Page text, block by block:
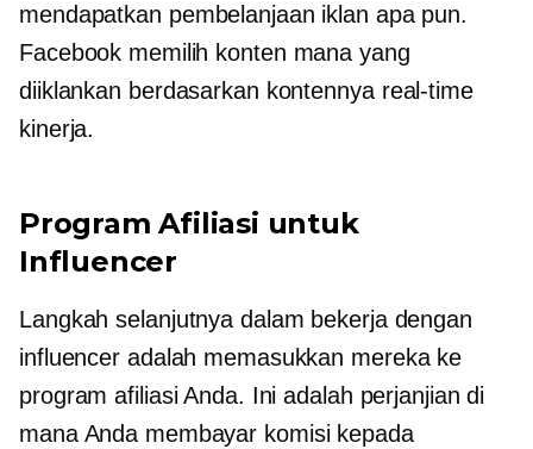
mendapatkan pembelanjaan iklan apa pun.
Facebook memilih konten mana yang
diiklankan berdasarkan kontennya real-time
kinerja.
Program Afiliasi untuk
Influencer
Langkah selanjutnya dalam bekerja dengan
influencer adalah memasukkan mereka ke
program afiliasi Anda. Ini adalah perjanjian di
mana Anda membayar komisi kepada